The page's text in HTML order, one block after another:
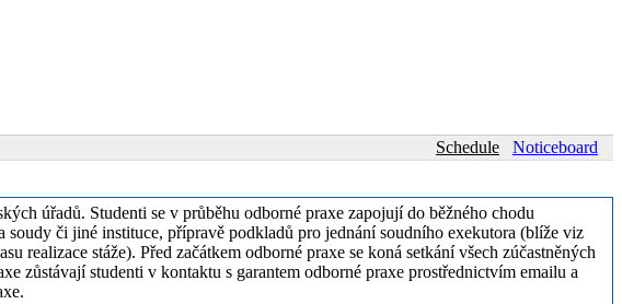
Schedule
Noticeboard
úřadů. Studenti se v průběhu odborné praxe zapojují do běžného chodu
či jiné instituce, přípravě podkladů pro jednání soudního exekutora (blíže viz
stáže). Před začátkem odborné praxe se koná setkání všech zúčastněných
zůstávají studenti v kontaktu s garantem odborné praxe prostřednictvím emailu a